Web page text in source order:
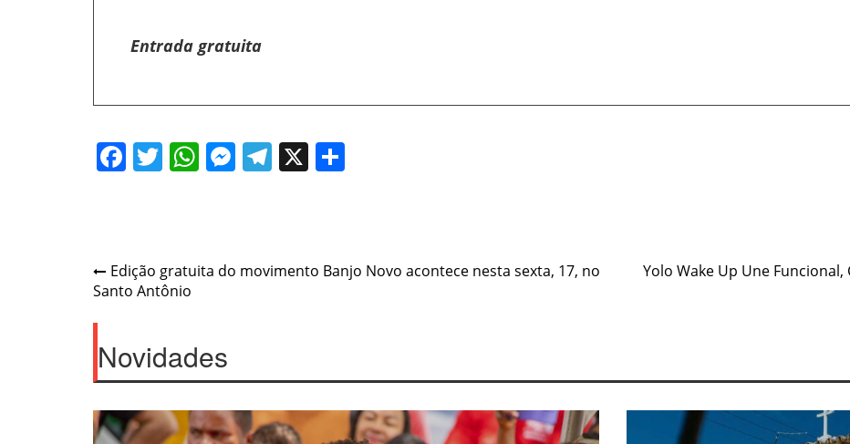
Entrada gratuita
Facebook
Twitter
WhatsApp
Messenger
Telegram
X
Post
navigation
Edição gratuita do movimento Banjo Novo acontece nesta sexta, 17, no
Santo Antônio
Yolo Wake Up Une
Novidades